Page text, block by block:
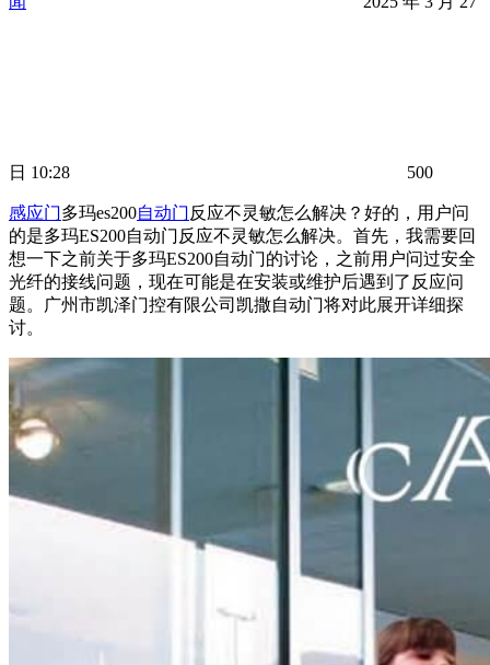
日 10:28 500
感应门多玛es200自动门 反应不灵敏怎么解决？好的，用户问
的是多玛ES200自动门反应不灵敏怎么解决。首先，我需要回
想一下之前关于多玛ES200自动门的讨论，之前用户问过安全
光纤的接线问题，现在可能是在安装或维护后遇到了反应问
题。广州市凯泽门控有限公司凯撒自动门将对此展开详细探
讨。